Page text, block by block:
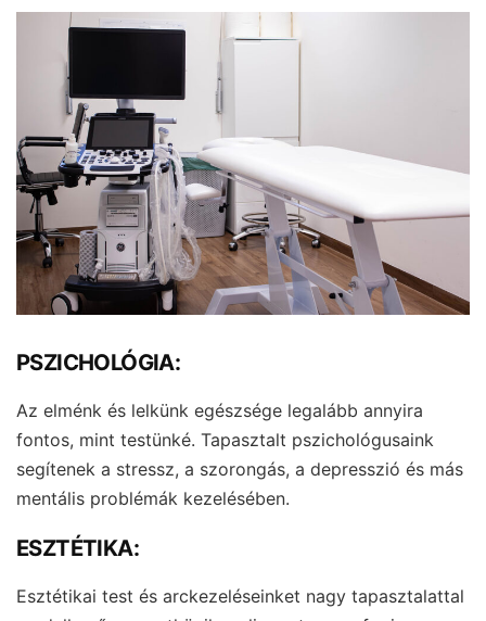
PSZICHOLÓGIA:
Az elménk és lelkünk egészsége legalább annyira
fontos, mint testünké. Tapasztalt pszichológusaink
segítenek a stressz, a szorongás, a depresszió és más
mentális problémák kezelésében.
ESZTÉTIKA:
Esztétikai test és arckezeléseinket nagy tapasztalattal